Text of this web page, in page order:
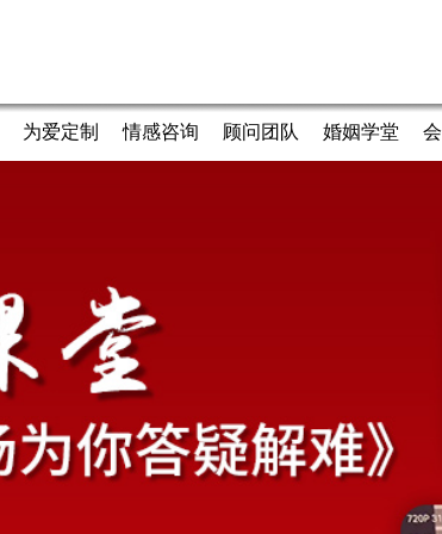
为爱定制 情感咨询 顾问团队 婚姻学堂